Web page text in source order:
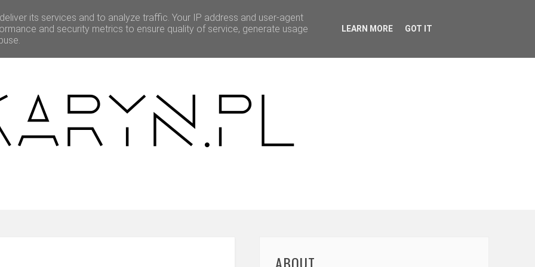
BEAUTY O MNIE WSPÓŁPRACA
its services and to analyze traffic. Your IP address and user-agent
and security metrics to ensure quality of service, generate usage
LEARN MORE GOT IT